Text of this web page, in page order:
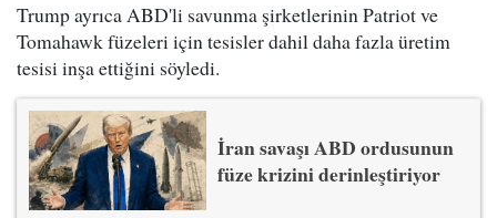
Trump ayrıca ABD'li savunma şirketlerinin Patriot ve
Tomahawk füzeleri için tesisler dahil daha fazla üretim
tesisi inşa ettiğini söyledi.
İran savaşı ABD ordusunun
füze krizini derinleştiriyor